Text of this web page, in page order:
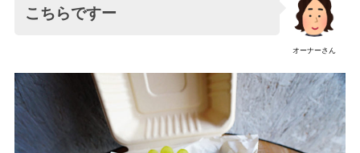
オーナーさん
こちらですー